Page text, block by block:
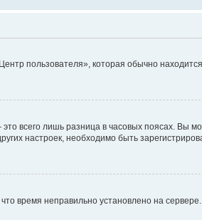
пользователя», которая обычно
всего лишь разница в часовых поясах. Вы
настроек, необходимо быть
время неправильно установлено на